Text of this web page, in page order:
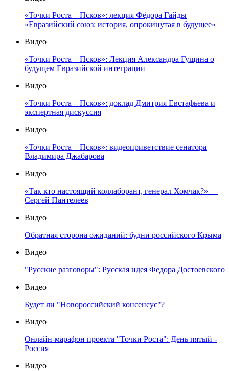
«Точки Роста – Псков»: лекция Фёдора Гайды
«Евразийский союз: история, опрокинутая в будущее»
Видео
«Точки Роста – Псков»: Лекция Александра Гущина о
будущем Евразийской интеграции
Видео
«Точки Роста – Псков»: доклад Дмитрия Евстафьева и
экспертная дискуссия
Видео
«Точки Роста – Псков»: видеоприветствие сенатора
Владимира Джабарова
Видео
«Так кто настоящий коллаборант, генерал Хомчак?» —
Сергей Пантелеев
Видео
Обратная сторона ожиданий: будни российского Крыма
Видео
"Русские разговоры": Русская идея Федора Достоевского
Видео
Будет ли "Новороссийский консенсус"?
Видео
Онлайн-марафон проекта "Точки Роста": День пятый -
Россия
Видео